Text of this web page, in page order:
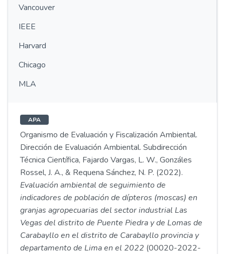
Vancouver
IEEE
Harvard
Chicago
MLA
APA
Organismo de Evaluación y Fiscalización Ambiental.
Dirección de Evaluación Ambiental. Subdirección
Técnica Científica, Fajardo Vargas, L. W., Gonzáles
Rossel, J. A., & Requena Sánchez, N. P. (2022).
Evaluación ambiental de seguimiento de
indicadores de población de dípteros (moscas) en
granjas agropecuarias del sector industrial Las
Vegas del distrito de Puente Piedra y de Lomas de
Carabayllo en el distrito de Carabayllo provincia y
departamento de Lima en el 2022 (00020-2022-